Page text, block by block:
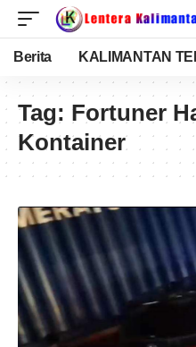
Berita KALIMANTAN
Tag: Fortuner
Kontainer